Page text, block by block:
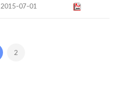
2015-07-01
2